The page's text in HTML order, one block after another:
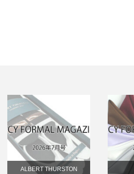
ALBERT THURSTON